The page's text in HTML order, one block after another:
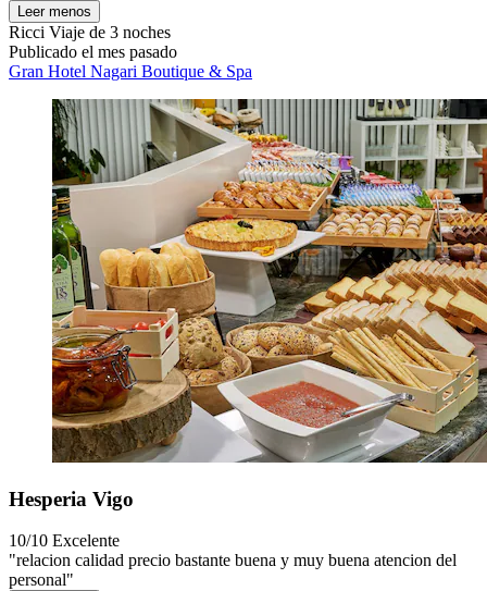
Leer menos
Ricci Viaje de 3 noches
Publicado el mes pasado
Gran Hotel Nagari Boutique & Spa
Hesperia Vigo
10/10 Excelente
"relacion calidad precio bastante buena y muy buena atencion del
personal"